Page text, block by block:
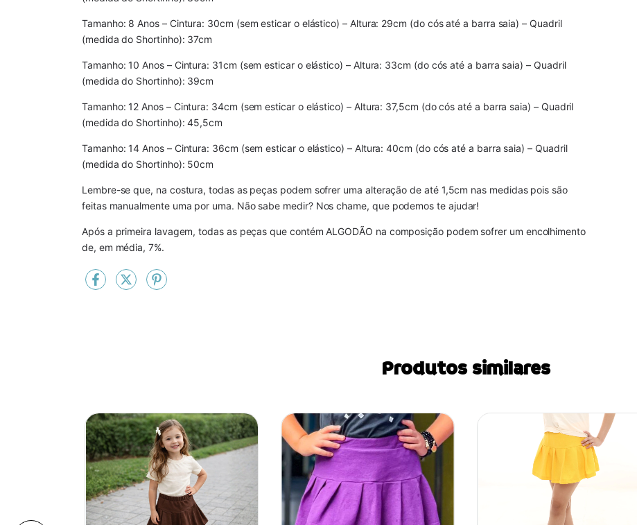
Tamanho: 8 Anos – Cintura: 30cm (sem esticar o elástico) – Altura: 29cm (do cós até a barra saia) – Quadril
(medida do Shortinho): 37cm
Tamanho: 10 Anos – Cintura: 31cm (sem esticar o elástico) – Altura: 33cm (do cós até a barra saia) – Quadril
(medida do Shortinho): 39cm
Tamanho: 12 Anos – Cintura: 34cm (sem esticar o elástico) – Altura: 37,5cm (do cós até a barra saia) – Quadril
(medida do Shortinho): 45,5cm
Tamanho: 14 Anos – Cintura: 36cm (sem esticar o elástico) – Altura: 40cm (do cós até a barra saia) – Quadril
(medida do Shortinho): 50cm
Lembre-se que, na costura, todas as peças podem sofrer uma alteração de até 1,5cm nas medidas pois são
feitas manualmente uma por uma. Não sabe medir? Nos chame, que podemos te ajudar!
Após a primeira lavagem, todas as peças que contém ALGODÃO na composição podem sofrer um encolhimento
de, em média, 7%.
Produtos similares